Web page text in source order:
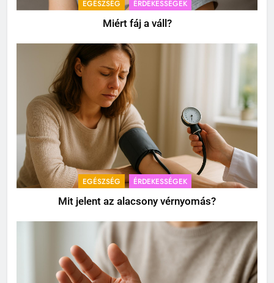
EGÉSZSÉG ÉRDEKESSÉGEK
Miért fáj a váll?
EGÉSZSÉG ÉRDEKESSÉGEK
Mit jelent az alacsony vérnyomás?